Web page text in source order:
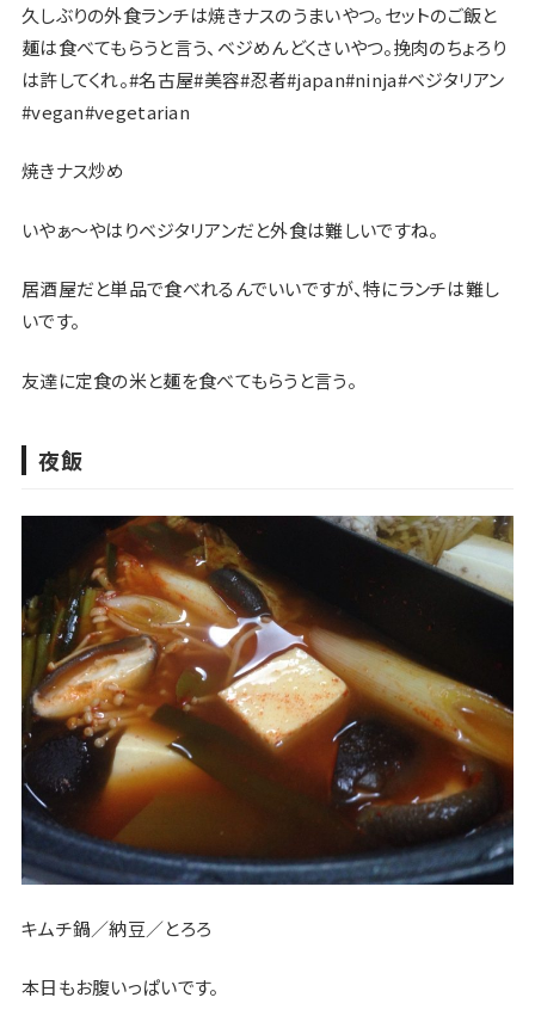
久しぶりの外食ランチは焼きナスのうまいやつ。セットのご飯と
麺は食べてもらうと言う、ベジめんどくさいやつ。挽肉のちょろり
は許してくれ。#名古屋#美容#忍者#japan#ninja#ベジタリアン
#vegan#vegetarian
焼きナス炒め
いやぁ〜やはりベジタリアンだと外食は難しいですね。
居酒屋だと単品で食べれるんでいいですが、特にランチは難し
いです。
友達に定食の米と麺を食べてもらうと言う。
夜飯
キムチ鍋／納豆／とろろ
本日もお腹いっぱいです。